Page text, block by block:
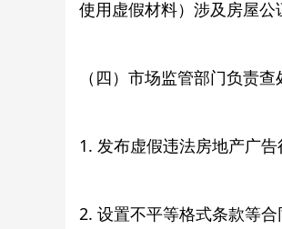
使用虚假材料）涉及房屋公
（四）市场监管部门负责查
1. 发布虚假违法房地产广告
2. 设置不平等格式条款等合